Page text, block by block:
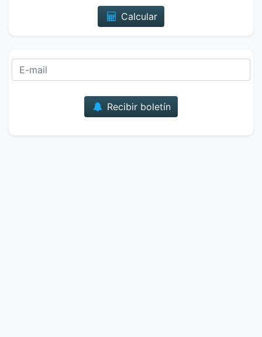
Calcular
Recibir boletín